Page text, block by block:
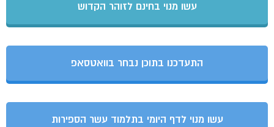
עשו מנוי בחינם לזוהר הקדוש
התעדכנו בתוכן נבחר בוואטסאפ
עשו מנוי לדף היומי בתלמוד עשר הספירות